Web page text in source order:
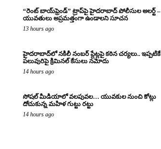
“రెంట్ బాయ్‌ఫ్రెండ్” ట్రాప్‌పై హైదరాబాద్ పోలీసుల అలర్ట్ –
యువతులు అప్రమత్తంగా ఉండాలని సూచన
13 hours ago
హైదరాబాద్‌లో నకిలీ నంబర్ ప్లేట్లపై కఠిన చర్యలు.. ఇప్పటికే
పలువురిపై క్రిమినల్ కేసులు నమోదు
14 hours ago
సోషల్ మీడియాలో వలపువల… యువకుల నుంచి కోట్లు
దోచుకున్న మహిళ గుట్టు రట్టు
14 hours ago